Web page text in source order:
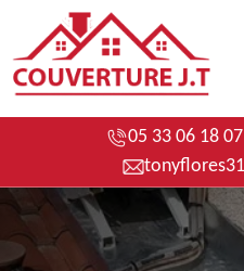
05 33 06 18 07